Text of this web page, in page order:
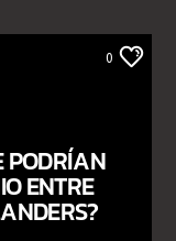
0
PODRÍAN
ENTRE